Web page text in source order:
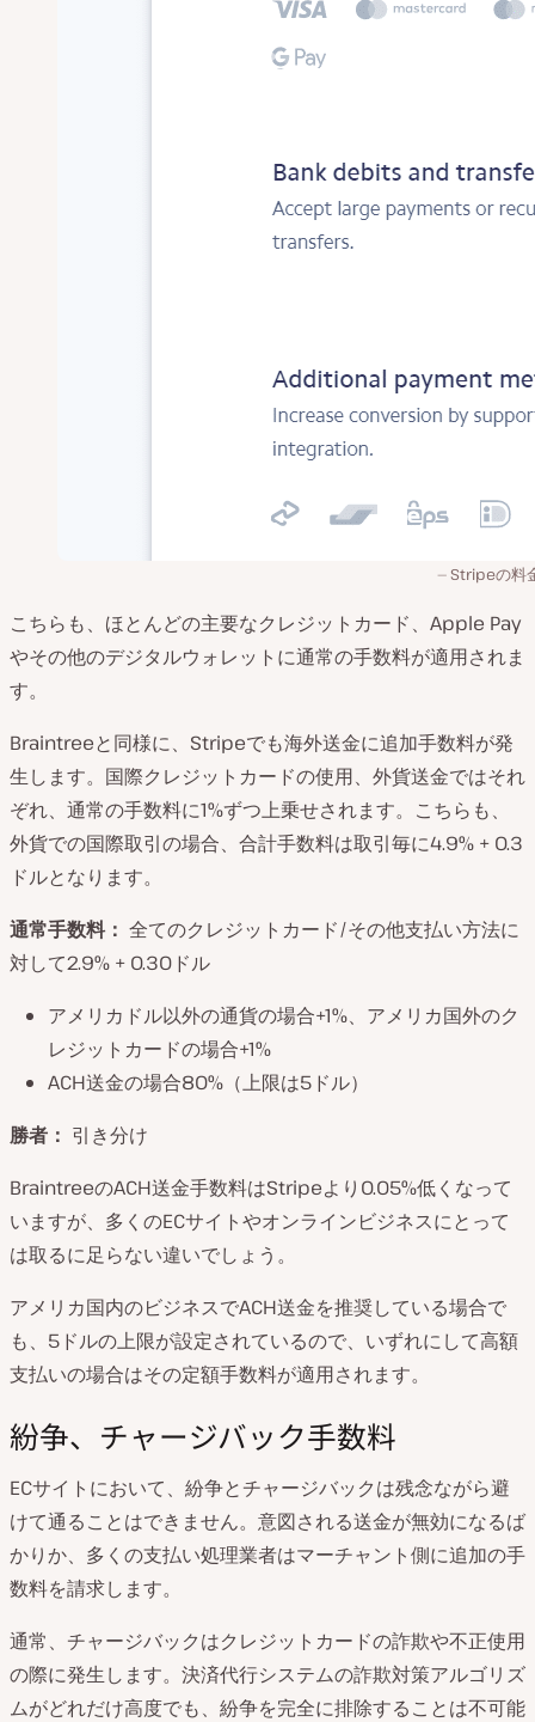
Stripeの料
こちらも、ほとんどの主要なクレジットカード、Apple Pay
やその他のデジタルウォレットに通常の手数料が適用されま
す。
Braintreeと同様に、Stripeでも海外送金に追加手数料が発
生します。国際クレジットカードの使用、外貨送金ではそれ
ぞれ、通常の手数料に1%ずつ上乗せされます。こちらも、
外貨での国際取引の場合、合計手数料は取引毎に4.9% + 0.3
ドルとなります。
通常手数料： 全てのクレジットカード/その他支払い方法に
対して2.9% + 0.30ドル
アメリカドル以外の通貨の場合+1%、アメリカ国外のク
レジットカードの場合+1%
ACH送金の場合80%（上限は5ドル）
勝者： 引き分け
BraintreeのACH送金手数料はStripeより0.05%低くなって
いますが、多くのECサイトやオンラインビジネスにとって
は取るに足らない違いでしょう。
アメリカ国内のビジネスでACH送金を推奨している場合で
も、5ドルの上限が設定されているので、いずれにして高額
支払いの場合はその定額手数料が適用されます。
紛争、チャージバック手数料
ECサイトにおいて、紛争とチャージバックは残念ながら避
けて通ることはできません。意図される送金が無効になるば
かりか、多くの支払い処理業者はマーチャント側に追加の手
数料を請求します。
通常、チャージバックはクレジットカードの詐欺や不正使用
の際に発生します。決済代行システムの詐欺対策アルゴリズ
ムがどれだけ高度でも、紛争を完全に排除することは不可能